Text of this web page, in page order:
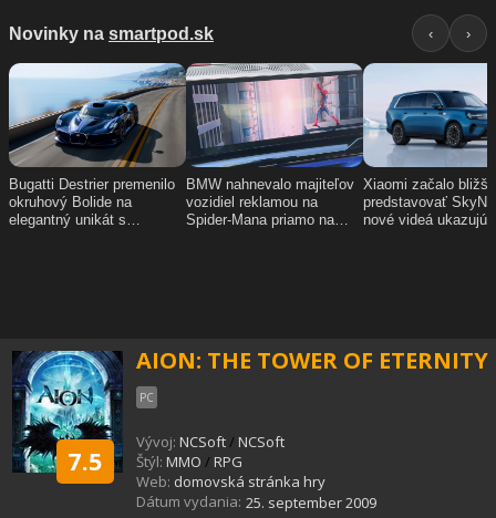
7.5
AION: THE TOWER OF ETERNITY
PC
Vývoj: NCSoft/ NCSoft
Štýl: MMO / RPG
Web: domovská stránka hry
Dátum vydania: 25. september 2009